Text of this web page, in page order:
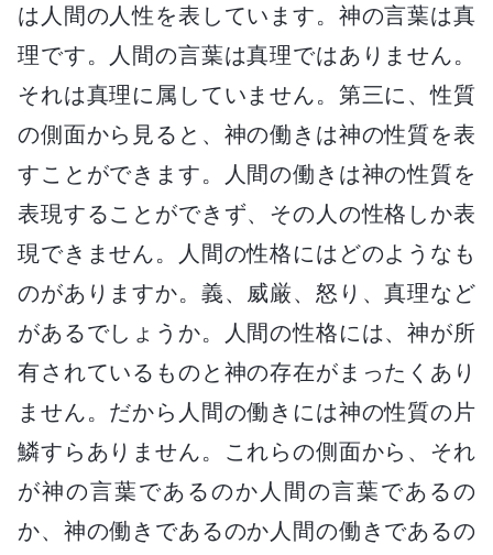
は人間の人性を表しています。神の言葉は真
理です。人間の言葉は真理ではありません。
それは真理に属していません。第三に、性質
の側面から見ると、神の働きは神の性質を表
すことができます。人間の働きは神の性質を
表現することができず、その人の性格しか表
現できません。人間の性格にはどのようなも
のがありますか。義、威厳、怒り、真理など
があるでしょうか。人間の性格には、神が所
有されているものと神の存在がまったくあり
ません。だから人間の働きには神の性質の片
鱗すらありません。これらの側面から、それ
が神の言葉であるのか人間の言葉であるの
か、神の働きであるのか人間の働きであるの